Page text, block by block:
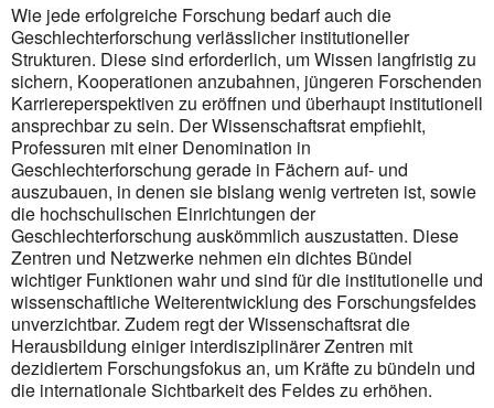
Wie jede erfolgreiche Forschung bedarf auch die
Geschlechterforschung verlässlicher institutioneller
Strukturen. Diese sind erforderlich, um Wissen langfristig zu
sichern, Kooperationen anzubahnen, jüngeren Forschenden
Karriereperspektiven zu eröffnen und überhaupt institutionell
ansprechbar zu sein. Der Wissenschaftsrat empfiehlt,
Professuren mit einer Denomination in
Geschlechterforschung gerade in Fächern auf- und
auszubauen, in denen sie bislang wenig vertreten ist, sowie
die hochschulischen Einrichtungen der
Geschlechterforschung auskömmlich auszustatten. Diese
Zentren und Netzwerke nehmen ein dichtes Bündel
wichtiger Funktionen wahr und sind für die institutionelle und
wissenschaftliche Weiterentwicklung des Forschungsfeldes
unverzichtbar. Zudem regt der Wissenschaftsrat die
Herausbildung einiger interdisziplinärer Zentren mit
dezidiertem Forschungsfokus an, um Kräfte zu bündeln und
die internationale Sichtbarkeit des Feldes zu erhöhen.